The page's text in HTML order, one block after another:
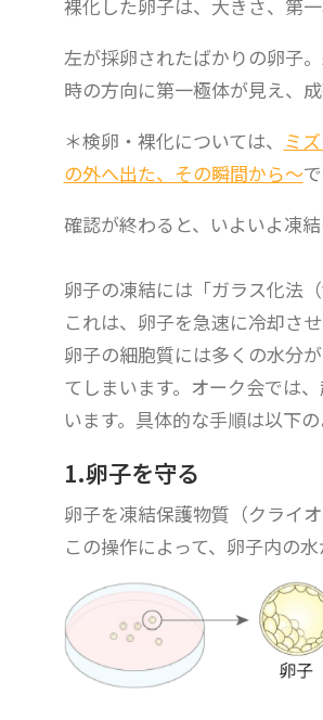
裸化した卵子は、大きさ、第
左が採卵されたばかりの卵子
時の方向に第一極体が見え、
＊検卵・裸化については、 ミ
の外へ出た、その瞬間から〜
確認が終わると、いよいよ凍結
卵子の凍結には「ガラス化法
これは、卵子を急速に冷却さ
卵子の細胞質には多くの水分
てしまいます。オーク会では
います。具体的な手順は以下の
1.卵子を守る
卵子を凍結保護物質（クライ
この操作によって、卵子内の